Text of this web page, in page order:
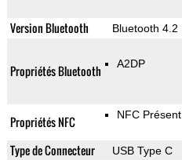
Version Bluetooth Bluetooth 4.2
Propriétés Bluetooth A2DP
Propriétés NFC NFC Présent
Type de Connecteur USB Type C